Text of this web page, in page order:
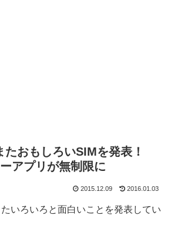
たおもしろいSIMを発表！
アプリが無制限に
2015.12.09 2016.01.03
いろいろと面白いことを発表してい